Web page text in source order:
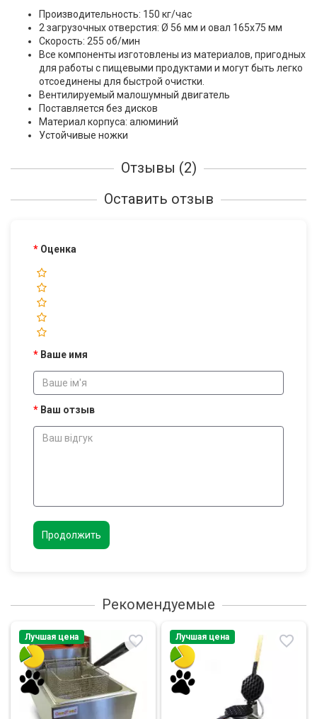
Производительность: 150 кг/час
2 загрузочных отверстия: Ø 56 мм и овал 165х75 мм
Скорость: 255 об/мин
Все компоненты изготовлены из материалов, пригодных
для работы с пищевыми продуктами и могут быть легко
отсоединены для быстрой очистки.
Вентилируемый малошумный двигатель
Поставляется без дисков
Материал корпуса: алюминий
Устойчивые ножки
Отзывы (2)
Оставить отзыв
Оценка
Ваше имя
Ваш отзыв
Продолжить
Рекомендуемые
Лучшая цена Лучшая цена